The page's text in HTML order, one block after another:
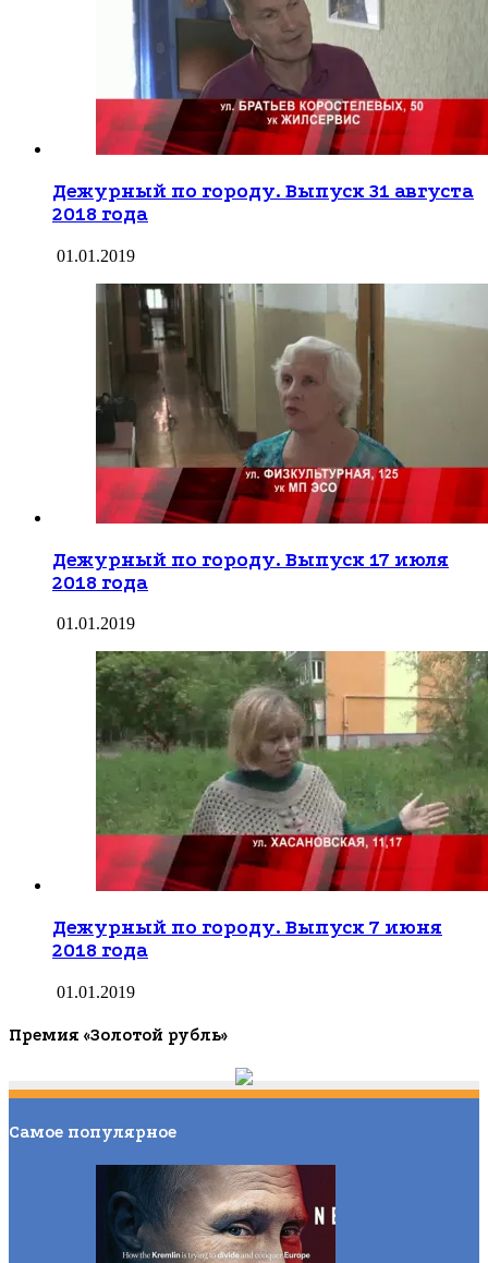
Дежурный по городу. Выпуск 31 августа
2018 года
01.01.2019
Дежурный по городу. Выпуск 17 июля
2018 года
01.01.2019
Дежурный по городу. Выпуск 7 июня
2018 года
01.01.2019
Премия «Золотой рубль»
Самое популярное